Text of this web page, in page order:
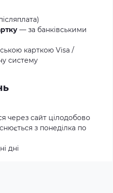
— за банківськими
карткою Visa /
систему
через сайт цілодобово
з понеділка по
дні